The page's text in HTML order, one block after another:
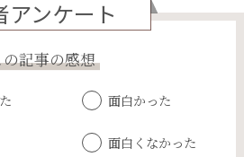
アンケート
の記事の感想
面白かった
面白くなかった